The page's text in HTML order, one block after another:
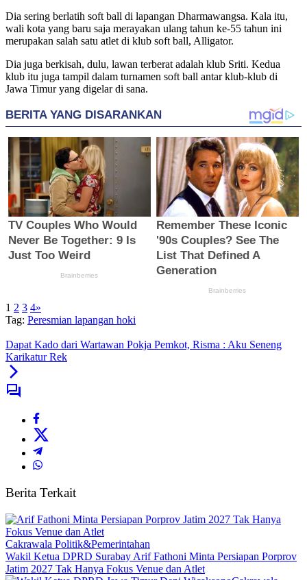
Dia sering berlatih soft ball di lapangan Dharmawangsa. Kala itu,
wali kota yang baru saja merayakan ulang tahun ke-55 tahun ini
merupakan salah satu atlet di klub soft ball, Alligator.
Dia juga berkisah, dulu, lawan terberat adalah klub Sriti. Kedua
klub itu juga tampil dalam turnamen soft ball antar klub-klub di
Jawa Timur yang digelar di sana.
1 2 3 4»
Tag: Peresmian lapangan hoki
Dapat Kado dari Wartawan Pokja Pemkot, Risma : Aku Seneng
Karikatur Rek
Berita Terkait
Cakrawala Politik&Pemerintahan
Wakil Ketua DPRD Surabay Arif Fathoni Minta Persiapan Porprov
Jatim 2027 Tak Hanya Fokus Venue dan Atlet